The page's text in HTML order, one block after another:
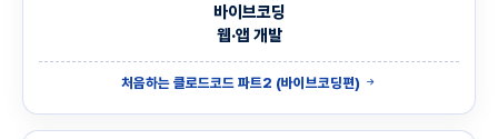
바이브코딩
웹·앱 개발
처음하는 클로드코드 파트2 (바이브코딩편)